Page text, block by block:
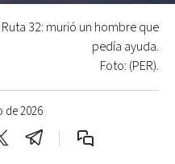
de 2026
32: murió un hombre que
pedía ayuda.
Foto: (PER).